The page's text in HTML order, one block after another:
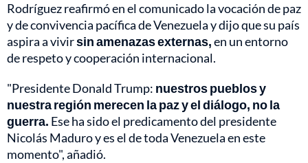
Rodríguez reafirmó en el comunicado la vocación de paz
y de convivencia pacífica de Venezuela y dijo que su país
aspira a vivirsin amenazas externas,en un entorno
de respeto y cooperación internacional.
"Presidente Donald Trump: nuestros pueblos y
nuestra región merecen la paz y el diálogo, no la
guerra. Ese ha sido el predicamento del presidente
Nicolás Maduro y es el de toda Venezuela en este
momento", añadió.